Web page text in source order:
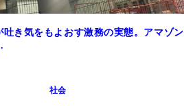
吐き気をもよおす激務の実態。アマゾン
社会